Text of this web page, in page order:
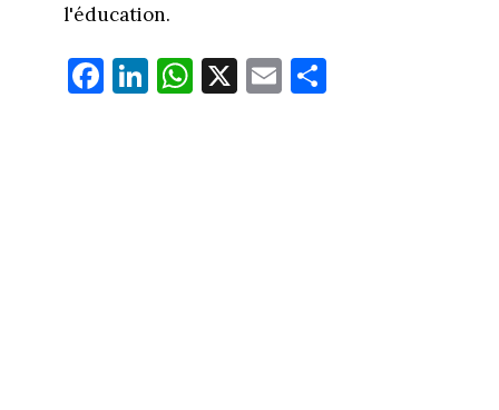
l'éducation.
Fa
ce
Li
nk
W
ha
X E
m
Pa
rt